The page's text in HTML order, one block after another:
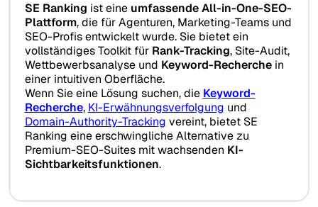
SE Ranking ist eine umfassende All-in-One-SEO-
Plattform, die für Agenturen, Marketing-Teams und
SEO-Profis entwickelt wurde. Sie bietet ein
vollständiges Toolkit für Rank-Tracking, Site-Audit,
Wettbewerbsanalyse und Keyword-Recherchein
einer intuitiven Oberfläche.
Wenn Sie eine Lösung suchen, die Keyword-
Recherche, KI-Erwähnungsverfolgung und
Domain-Authority-Tracking vereint, bietet SE
Ranking eine erschwingliche Alternative zu
Premium-SEO-Suites mit wachsenden KI-
Sichtbarkeitsfunktionen.